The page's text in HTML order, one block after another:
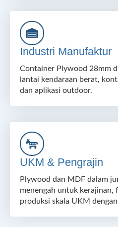
Industri Manufaktur
Container Plywood 28mm
lantai kendaraan berat,
dan aplikasi outdoor.
UKM & Pengrajin
Plywood dan MDF dalam
menengah untuk kerajinan,
produksi skala UKM